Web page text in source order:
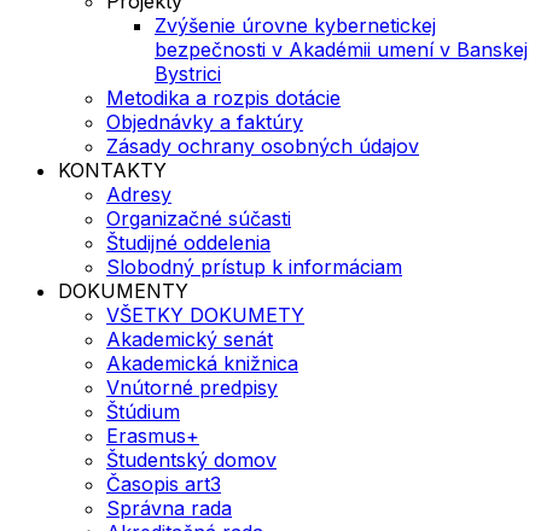
Zvýšenie úrovne kybernetickej
bezpečnosti v Akadémii umení v Banskej
Bystrici
Metodika a rozpis dotácie
Objednávky a faktúry
Zásady ochrany osobných údajov
KONTAKTY
Adresy
Organizačné súčasti
Študijné oddelenia
Slobodný prístup k informáciam
DOKUMENTY
VŠETKY DOKUMETY
Akademický senát
Akademická knižnica
Vnútorné predpisy
Štúdium
Erasmus+
Študentský domov
Časopis art3
Správna rada